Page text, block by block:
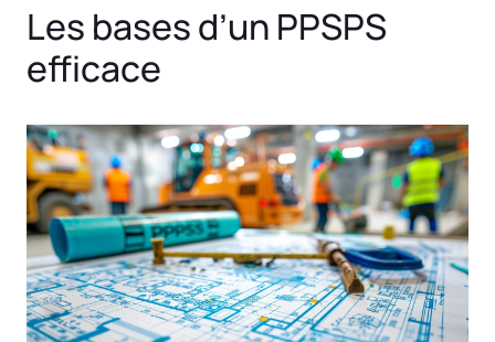
Les bases d’un PPSPS
efficace